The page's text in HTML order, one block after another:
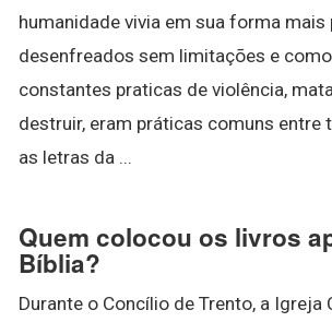
humanidade vivia em sua forma mais
desenfreados sem limitações e
constantes praticas de violência,
destruir, eram práticas comuns entre
as letras da ...
Quem colocou os livros
Bíblia?
Durante o Concílio de Trento, a Igreja